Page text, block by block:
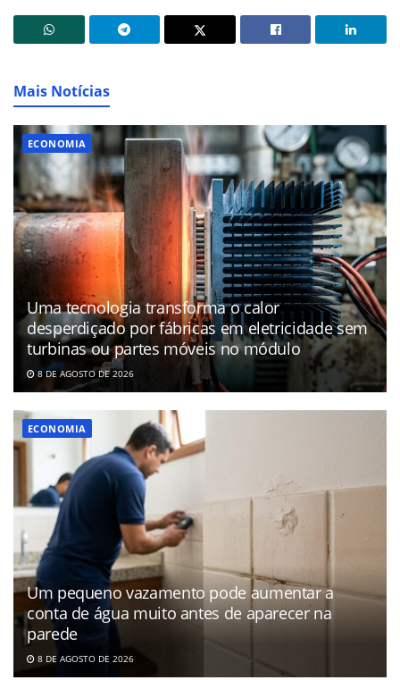
Mais Notícias
ECONOMIA
Uma tecnologia transforma o calor
desperdiçado por fábricas em eletricidade sem
turbinas ou partes móveis no módulo
8 DE AGOSTO DE 2026
ECONOMIA
Um pequeno vazamento pode aumentar a
conta de água muito antes de aparecer na
parede
8 DE AGOSTO DE 2026